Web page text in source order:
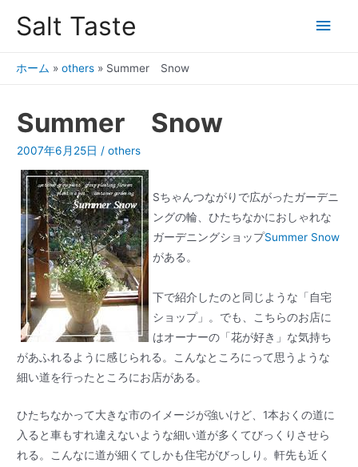
Salt Taste
ホーム » others » Summer Snow
Summer Snow
2007年6月25日 /others
Sちゃんつながりで広がったガーデニ
ングの輪、ひたちなかにおしゃれな
ガーデニングショップSummer Snow
がある。
下で紹介したのと同じような「自宅
ショップ」。でも、こちらのお店に
はオーナーの「花が好き」な気持ち
があふれるように感じられる。こんなところにって思うような
細い道を行ったところにお店がある。
ひたちなかって大きな市のイメージが強いけど、1本おくの道に
入ると車もすれ違えないような細い道が多くてびっくりさせら
れる。こんなに道が細くてしかも住宅がびっしり。軒先も近く